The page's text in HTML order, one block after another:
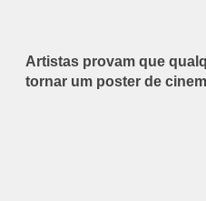
Artistas provam que
tornar um poster de